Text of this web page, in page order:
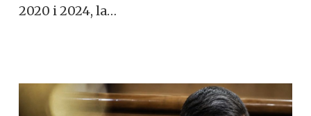
2020 i 2024, la…